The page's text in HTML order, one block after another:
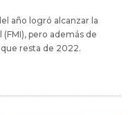
año logró alcanzar la
pero además de
resta de 2022.